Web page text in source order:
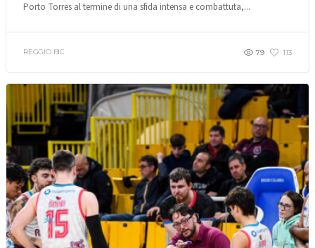
Porto Torres al termine di una sfida intensa e combattuta,...
REGGIO BIC 79 113